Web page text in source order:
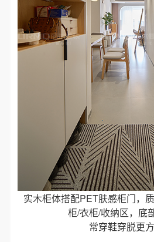
实木柜体搭配PET肤感柜门，
柜/衣柜/收纳区，底
常穿鞋穿脱更方